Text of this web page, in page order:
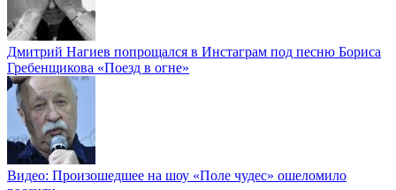
Дмитрий Нагиев попрощался в Инстаграм под песню Бориса
Гребенщикова «Поезд в огне»
Видео: Произошедшее на шоу «Поле чудес» ошеломило